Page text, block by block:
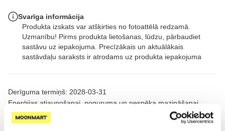
Derīguma termiņš: 2028-03-31
Enerģijas atjaunošanai, noguruma un nespēka mazināšanai,
nervu sistēmas stiprināšanai
Uzzināt vairāk
Svarīga informācija
Produkta izskats var atšķirties no fotoattēlā redzamā.
Uzmanību! Pirms produkta lietošanas, lūdzu, pārbaudiet
sastāvu uz iepakojuma. Precīzākais un aktuālākais
sastāvdaļu saraksts ir atrodams uz produkta iepakojuma